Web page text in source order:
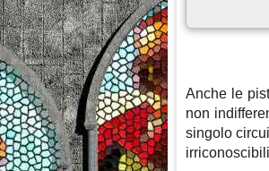
Anche le
non
singolo